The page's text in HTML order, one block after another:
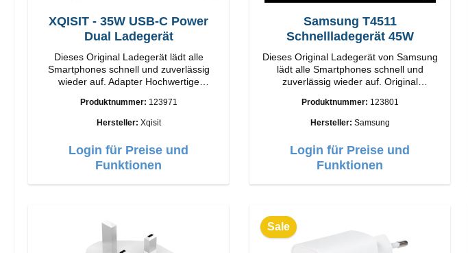
XQISIT - 35W USB-C Power
Dual Ladegerät
Dieses Original Ladegerät lädt alle
Smartphones schnell und zuverlässig
wieder auf. Adapter Hochwertige
C Output: 35W Farbe: Weis
Produktnummer: 123971
Hersteller: Xqisit
Login für Preise und
Funktionen
Samsung T4511
Schnellladegerät 45W
Dieses Original Ladegerät von Samsung
lädt alle Smartphones schnell und
zuverlässig wieder auf. Original
VerarbeitungAnschlüss: USB-C Output:
USB-C: 45W Farbe: Schwarz
Produktnummer: 123801
Hersteller: Samsung
Login für Preise und
Funktionen
Sale